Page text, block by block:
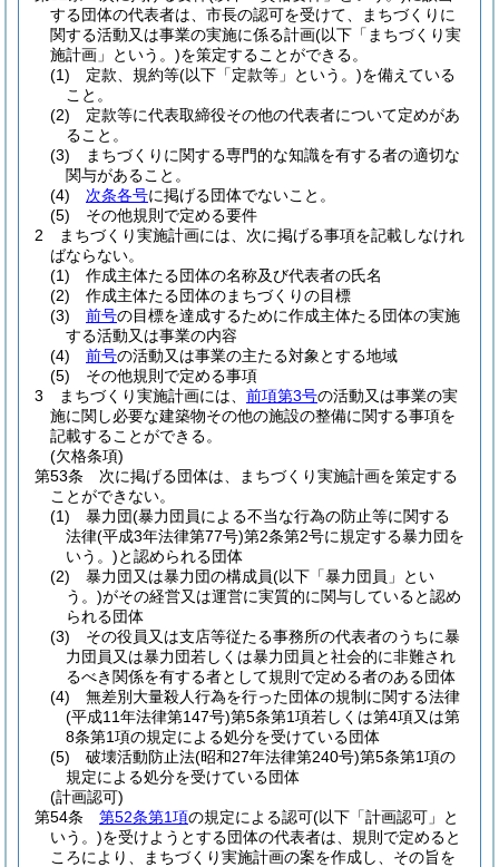
する団体の代表者は、市長の認可を受けて、まちづくりに
関する活動又は事業の実施に係る計画(以下「まちづくり実
施計画」という。)を策定することができる。
(1)
定款、規約等(以下「定款等」という。)を備えている
こと。
(2)
定款等に代表取締役その他の代表者について定めがあ
ること。
(3)
まちづくりに関する専門的な知識を有する者の適切な
関与があること。
(4)
次条各号に掲げる団体でないこと。
(5)
その他規則で定める要件
2
まちづくり実施計画には、次に掲げる事項を記載しなけれ
ばならない。
(1)
作成主体たる団体の名称及び代表者の氏名
(2)
作成主体たる団体のまちづくりの目標
(3)
前号の目標を達成するために作成主体たる団体の実施
する活動又は事業の内容
(4)
前号の活動又は事業の主たる対象とする地域
(5)
その他規則で定める事項
3
まちづくり実施計画には、 前項第3号の活動又は事業の実
施に関し必要な建築物その他の施設の整備に関する事項を
記載することができる。
(欠格条項)
第53条
次に掲げる団体は、まちづくり実施計画を策定する
ことができない。
(1)
暴力団(暴力団員による不当な行為の防止等に関する
法律(平成3年法律第77号)第2条第2号に規定する暴力団を
いう。)と認められる団体
(2)
暴力団又は暴力団の構成員(以下「暴力団員」とい
う。)がその経営又は運営に実質的に関与していると認め
られる団体
(3)
その役員又は支店等従たる事務所の代表者のうちに暴
力団員又は暴力団若しくは暴力団員と社会的に非難され
るべき関係を有する者として規則で定める者のある団体
(4)
無差別大量殺人行為を行った団体の規制に関する法律
(平成11年法律第147号)第5条第1項若しくは第4項又は第
8条第1項の規定による処分を受けている団体
(5)
破壊活動防止法(昭和27年法律第240号)第5条第1項の
規定による処分を受けている団体
(計画認可)
第54条
第52条第1項の規定による認可(以下「計画認可」と
いう。)を受けようとする団体の代表者は、規則で定めると
ころにより、まちづくり実施計画の案を作成し、その旨を